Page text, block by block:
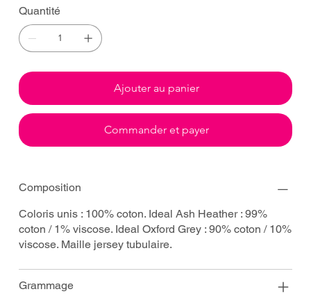
Quantité
Ajouter au panier
Commander et payer
Composition
Coloris unis : 100% coton. Ideal Ash Heather : 99%
coton / 1% viscose. Ideal Oxford Grey : 90% coton / 10%
viscose. Maille jersey tubulaire.
Grammage